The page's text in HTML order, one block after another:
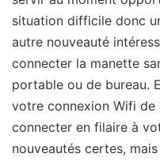
situation difficile donc
autre nouveauté
connecter la manette
portable ou de bureau.
votre connexion Wifi
connecter en filaire à
nouveautés certes,